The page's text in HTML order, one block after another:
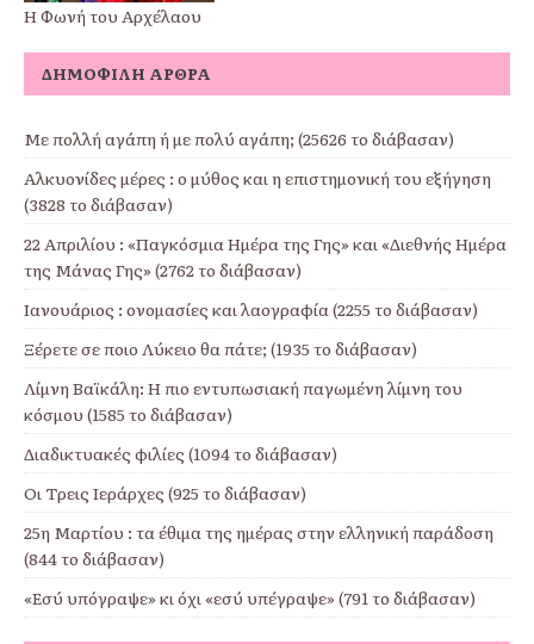
Η Φωνή του Αρχέλαου
ΔΗΜΟΦΙΛΉ ΆΡΘΡΑ
Με πολλή αγάπη ή με πολύ αγάπη; (25626 το διάβασαν)
Αλκυονίδες μέρες : ο μύθος και η επιστημονική του εξήγηση
(3828 το διάβασαν)
22 Απριλίου : «Παγκόσμια Ημέρα της Γης» και «Διεθνής Ημέρα
της Μάνας Γης» (2762 το διάβασαν)
Ιανουάριος : ονομασίες και λαογραφία (2255 το διάβασαν)
Ξέρετε σε ποιο Λύκειο θα πάτε; (1935 το διάβασαν)
Λίμνη Βαϊκάλη: Η πιο εντυπωσιακή παγωμένη λίμνη του
κόσμου (1585 το διάβασαν)
Διαδικτυακές φιλίες (1094 το διάβασαν)
Οι Τρεις Ιεράρχες (925 το διάβασαν)
25η Μαρτίου : τα έθιμα της ημέρας στην ελληνική παράδοση
(844 το διάβασαν)
«Εσύ υπόγραψε» κι όχι «εσύ υπέγραψε» (791 το διάβασαν)